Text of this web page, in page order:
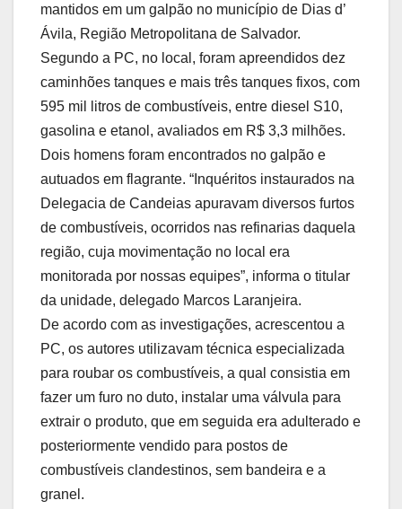
mantidos em um galpão no município de Dias d’
Ávila, Região Metropolitana de Salvador.
Segundo a PC, no local, foram apreendidos dez
caminhões tanques e mais três tanques fixos, com
595 mil litros de combustíveis, entre diesel S10,
gasolina e etanol, avaliados em R$ 3,3 milhões.
Dois homens foram encontrados no galpão e
autuados em flagrante. “Inquéritos instaurados na
Delegacia de Candeias apuravam diversos furtos
de combustíveis, ocorridos nas refinarias daquela
região, cuja movimentação no local era
monitorada por nossas equipes”, informa o titular
da unidade, delegado Marcos Laranjeira.
De acordo com as investigações, acrescentou a
PC, os autores utilizavam técnica especializada
para roubar os combustíveis, a qual consistia em
fazer um furo no duto, instalar uma válvula para
extrair o produto, que em seguida era adulterado e
posteriormente vendido para postos de
combustíveis clandestinos, sem bandeira e a
granel.